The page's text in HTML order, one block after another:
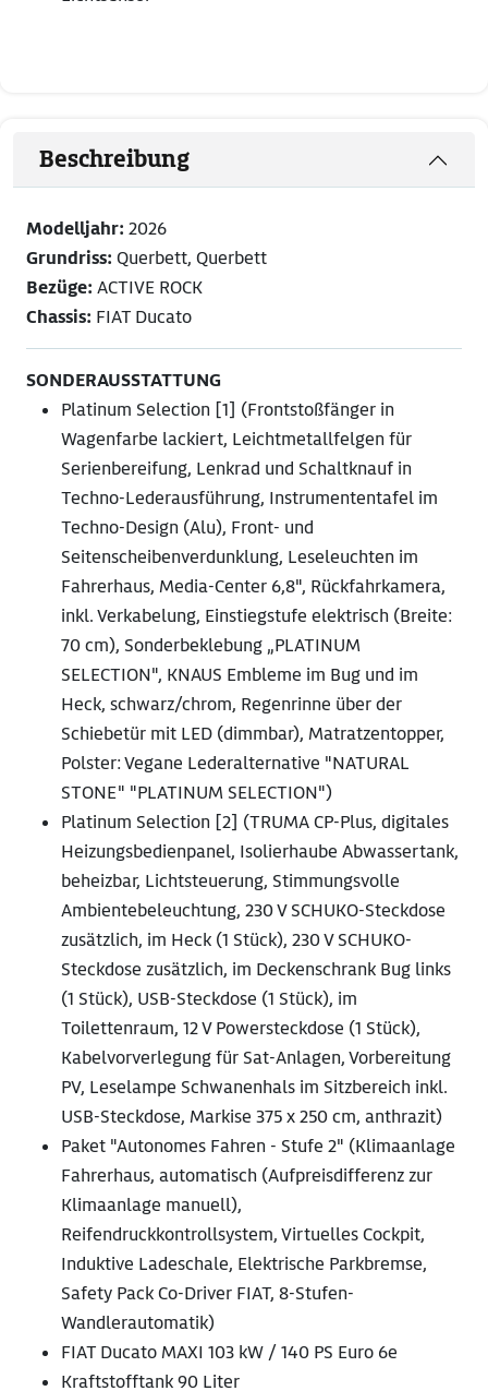
Beschreibung
Modelljahr: 2026
Grundriss: Querbett, Querbett
Bezüge: ACTIVE ROCK
Chassis: FIAT Ducato
SONDERAUSSTATTUNG
Platinum Selection [1] (Frontstoßfänger in
Wagenfarbe lackiert, Leichtmetallfelgen für
Serienbereifung, Lenkrad und Schaltknauf in
Techno-Lederausführung, Instrumententafel im
Techno-Design (Alu), Front- und
Seitenscheibenverdunklung, Leseleuchten im
Fahrerhaus, Media-Center 6,8", Rückfahrkamera,
inkl. Verkabelung, Einstiegstufe elektrisch (Breite:
70 cm), Sonderbeklebung „PLATINUM
SELECTION", KNAUS Embleme im Bug und im
Heck, schwarz/chrom, Regenrinne über der
Schiebetür mit LED (dimmbar), Matratzentopper,
Polster: Vegane Lederalternative "NATURAL
STONE" "PLATINUM SELECTION")
Platinum Selection [2] (TRUMA CP-Plus, digitales
Heizungsbedienpanel, Isolierhaube Abwassertank,
beheizbar, Lichtsteuerung, Stimmungsvolle
Ambientebeleuchtung, 230 V SCHUKO-Steckdose
zusätzlich, im Heck (1 Stück), 230 V SCHUKO-
Steckdose zusätzlich, im Deckenschrank Bug links
(1 Stück), USB-Steckdose (1 Stück), im
Toilettenraum, 12 V Powersteckdose (1 Stück),
Kabelvorverlegung für Sat-Anlagen, Vorbereitung
PV, Leselampe Schwanenhals im Sitzbereich inkl.
USB-Steckdose, Markise 375 x 250 cm, anthrazit)
Paket "Autonomes Fahren - Stufe 2" (Klimaanlage
Fahrerhaus, automatisch (Aufpreisdifferenz zur
Klimaanlage manuell),
Reifendruckkontrollsystem, Virtuelles Cockpit,
Induktive Ladeschale, Elektrische Parkbremse,
Safety Pack Co-Driver FIAT, 8-Stufen-
Wandlerautomatik)
FIAT Ducato MAXI 103 kW / 140 PS Euro 6e
Kraftstofftank 90 Liter